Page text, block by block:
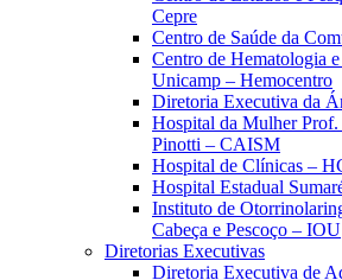
Cepre
Centro de Saúde da
Centro de Hematologia
Unicamp – Hemocentro
Diretoria Executiva da
Hospital da Mulher
Pinotti – CAISM
Hospital de Clínicas –
Hospital Estadual
Instituto de
Cabeça e Pescoço – IOU
Diretorias Executivas
Diretoria Executiva de